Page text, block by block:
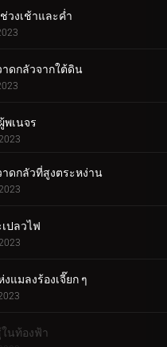
วงเช้าและค่ำ
ดกลัวจากใต้ดิน
เนจร
ดกลัวที่สูงตระหง่าน
ปลวไฟ
แมลงร้องเจี๊ยก ๆ
นท้องฟ้า